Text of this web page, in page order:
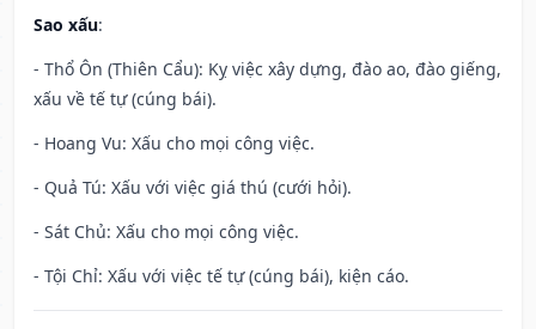
Sao xấu:
- Thổ Ôn (Thiên Cẩu): Kỵ việc xây dựng, đào ao, đào giếng,
xấu về tế tự (cúng bái).
- Hoang Vu: Xấu cho mọi công việc.
- Quả Tú: Xấu với việc giá thú (cưới hỏi).
- Sát Chủ: Xấu cho mọi công việc.
- Tội Chỉ: Xấu với việc tế tự (cúng bái), kiện cáo.